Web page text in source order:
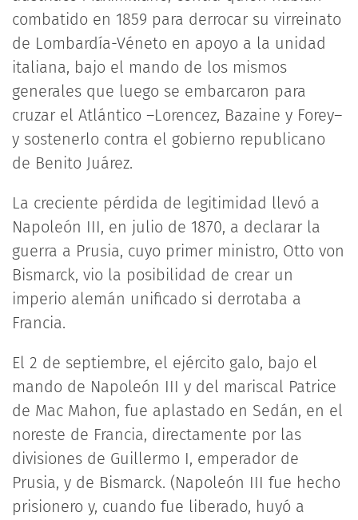
combatido en 1859 para derrocar su virreinato
de Lombardía-Véneto en apoyo a la unidad
italiana, bajo el mando de los mismos
generales que luego se embarcaron para
cruzar el Atlántico –Lorencez, Bazaine y Forey–
y sostenerlo contra el gobierno republicano
de Benito Juárez.
La creciente pérdida de legitimidad llevó a
Napoleón III, en julio de 1870, a declarar la
guerra a Prusia, cuyo primer ministro, Otto von
Bismarck, vio la posibilidad de crear un
imperio alemán unificado si derrotaba a
Francia.
El 2 de septiembre, el ejército galo, bajo el
mando de Napoleón III y del mariscal Patrice
de Mac Mahon, fue aplastado en Sedán, en el
noreste de Francia, directamente por las
divisiones de Guillermo I, emperador de
Prusia, y de Bismarck. (Napoleón III fue hecho
prisionero y, cuando fue liberado, huyó a